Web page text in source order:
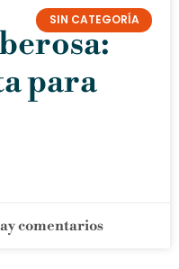
SIN CATEGORÍA
para
comentarios